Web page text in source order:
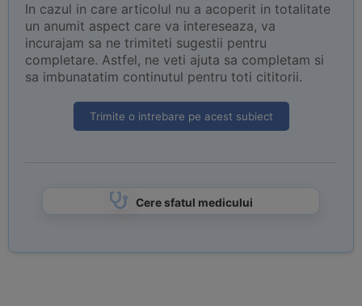
In cazul in care articolul nu a acoperit in totalitate
un anumit aspect care va intereseaza, va
incurajam sa ne trimiteti sugestii pentru
completare. Astfel, ne veti ajuta sa completam si
sa imbunatatim continutul pentru toti cititorii.
Trimite o intrebare pe acest subiect
Cere sfatul medicului